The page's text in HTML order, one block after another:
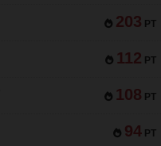
203 PT
112 PT
108 PT
94 PT